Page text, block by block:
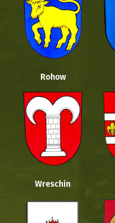
Rohow
Wreschin